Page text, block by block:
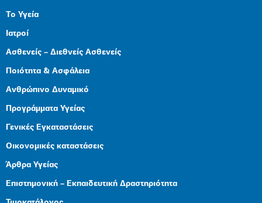
Το Υγεία
Ιατροί
Ασθενείς – Διεθνείς Ασθενείς
Ποιότητα & Ασφάλεια
Ανθρώπινο Δυναμικό
Προγράμματα Υγείας
Γενικές Εγκαταστάσεις
Οικονομικές καταστάσεις
Άρθρα Υγείας
Επιστημονική – Εκπαιδευτική Δραστηριότητα